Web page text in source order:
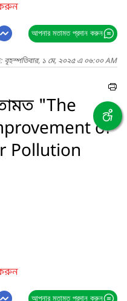
আপনার মতামত প্রদান করুন
বৃহস্পতিবার, ১ মে, ২০২৫ এ ০৬:০০ AM
"The
of
Pollution
আপনার মতামত প্রদান করুন